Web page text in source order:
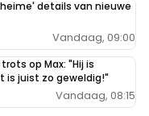
in een RN365
er niets mee op.
details van nieuwe
Vandaag, 09:00
op Max: "Hij is
is juist zo geweldig!"
Vandaag, 08:15